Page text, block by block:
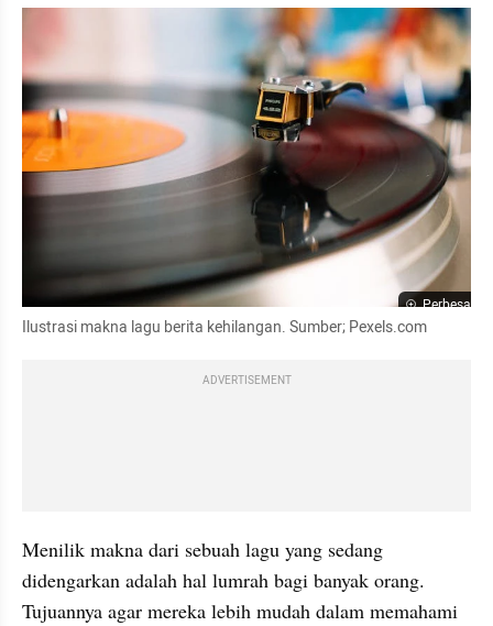
Perbesar
Ilustrasi makna lagu berita kehilangan. Sumber; Pexels.com
ADVERTISEMENT
Menilik makna dari sebuah lagu yang sedang
didengarkan adalah hal lumrah bagi banyak orang.
Tujuannya agar mereka lebih mudah dalam memahami